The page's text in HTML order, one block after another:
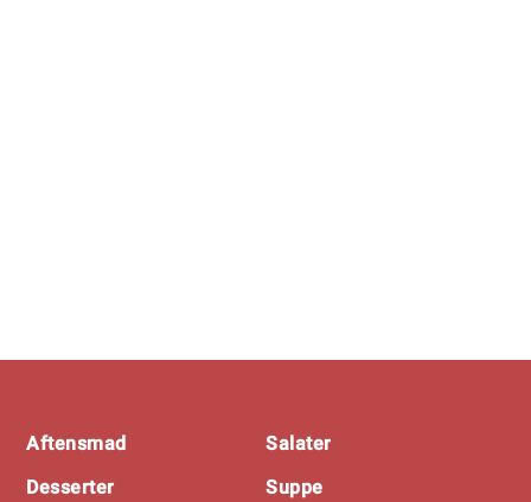
Footer
Aftensmad
Desserter
Salater
Suppe